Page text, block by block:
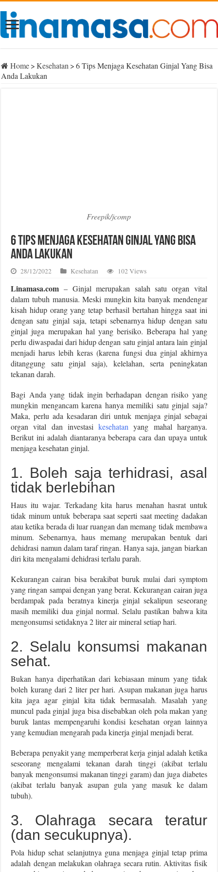
Home> Kesehatan > 6 Tips Menjaga Kesehatan Ginjal Yang Bisa
Anda Lakukan
Freepik/jcomp
6 Tips Menjaga Kesehatan Ginjal Yang Bisa
Anda Lakukan
28/12/2022 Kesehatan 102 Views
Linamasa.com – Ginjal merupakan salah satu organ vital
dalam tubuh manusia. Meski mungkin kita banyak mendengar
kisah hidup orang yang tetap berhasil bertahan hingga saat ini
dengan satu ginjal saja, tetapi sebenarnya hidup dengan satu
ginjal juga merupakan hal yang berisiko. Beberapa hal yang
perlu diwaspadai dari hidup dengan satu ginjal antara lain ginjal
menjadi harus lebih keras (karena fungsi dua ginjal akhirnya
ditanggung satu ginjal saja), kelelahan, serta peningkatan
tekanan darah.
Bagi Anda yang tidak ingin berhadapan dengan risiko yang
mungkin mengancam karena hanya memiliki satu ginjal saja?
Maka, perlu ada kesadaran diri untuk menjaga ginjal sebagai
organ vital dan investasikesehatan yang mahal harganya.
Berikut ini adalah diantaranya beberapa cara dan upaya untuk
menjaga kesehatan ginjal.
1. Boleh saja terhidrasi, asal
tidak berlebihan
Haus itu wajar. Terkadang kita harus menahan hasrat untuk
tidak minum untuk beberapa saat seperti saat meeting dadakan
atau ketika berada di luar ruangan dan memang tidak membawa
minum. Sebenarnya, haus memang merupakan bentuk dari
dehidrasi namun dalam taraf ringan. Hanya saja, jangan biarkan
diri kita mengalami dehidrasi terlalu parah.
Kekurangan cairan bisa berakibat buruk mulai dari symptom
yang ringan sampai dengan yang berat. Kekurangan cairan juga
berdampak pada beratnya kinerja ginjal sekalipun seseorang
masih memiliki dua ginjal normal. Selalu pastikan bahwa kita
mengonsumsi setidaknya 2 liter air mineral setiap hari.
2. Selalu konsumsi makanan
sehat.
Bukan hanya diperhatikan dari kebiasaan minum yang tidak
boleh kurang dari 2 liter per hari. Asupan makanan juga harus
kita jaga agar ginjal kita tidak bermasalah. Masalah yang
muncul pada ginjal juga bisa disebabkan oleh pola makan yang
buruk lantas mempengaruhi kondisi kesehatan organ lainnya
yang kemudian mengarah pada kinerja ginjal menjadi berat.
Beberapa penyakit yang memperberat kerja ginjal adalah ketika
seseorang mengalami tekanan darah tinggi (akibat terlalu
banyak mengonsumsi makanan tinggi garam) dan juga diabetes
(akibat terlalu banyak asupan gula yang masuk ke dalam
tubuh).
3. Olahraga secara teratur
(dan secukupnya).
Pola hidup sehat selanjutnya guna menjaga ginjal tetap prima
adalah dengan melakukan olahraga secara rutin. Aktivitas fisik